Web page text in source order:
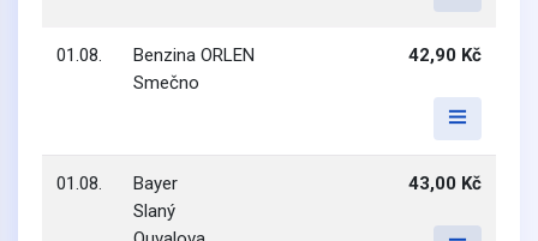
01.08.
Benzina ORLEN
Smečno
42,90 Kč
01.08.
Bayer
Slaný
43,00 Kč